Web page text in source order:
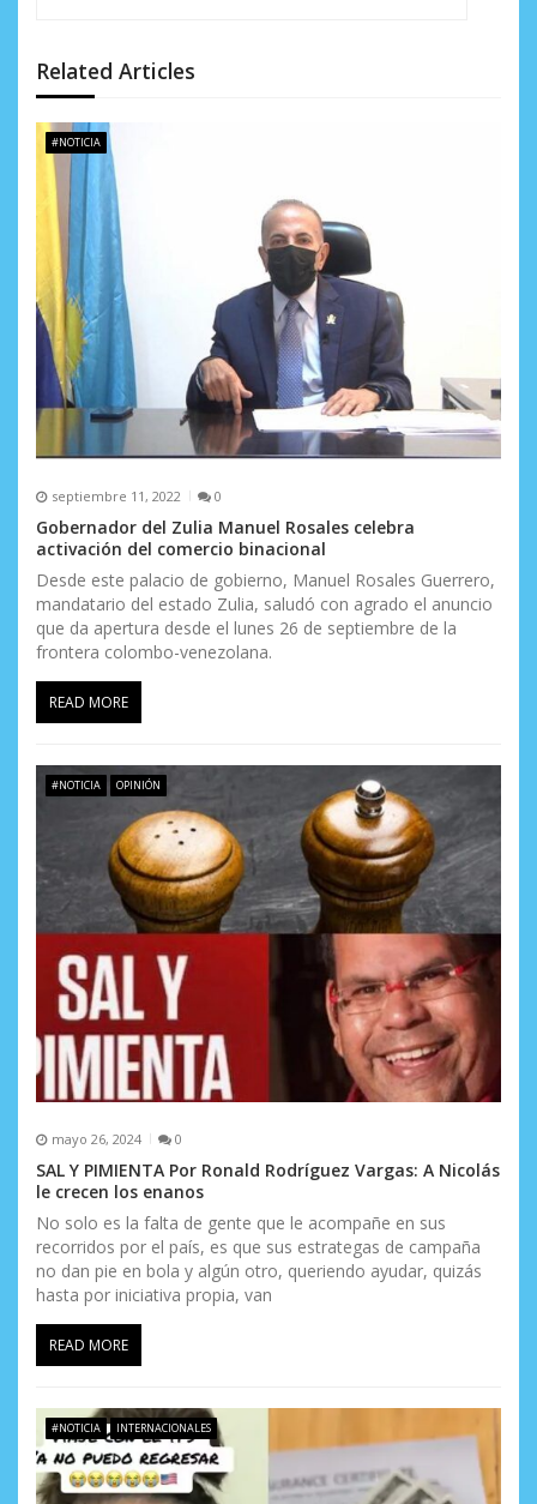
n
d
e
t
r
d
a
s
Related Articles
#NOTICIA
septiembre 11, 2022 0
Gobernador del Zulia Manuel Rosales celebra
activación del comercio binacional
Desde este palacio de gobierno, Manuel Rosales Guerrero,
mandatario del estado Zulia, saludó con agrado el anuncio
que da apertura desde el lunes 26 de septiembre de la
frontera colombo-venezolana.
READ MORE
#NOTICIA OPINIÓN
mayo 26, 2024 0
SAL Y PIMIENTA Por Ronald Rodríguez Vargas: A Nicolás
le crecen los enanos
No solo es la falta de gente que le acompañe en sus
recorridos por el país, es que sus estrategas de campaña
no dan pie en bola y algún otro, queriendo ayudar, quizás
hasta por iniciativa propia, van
READ MORE
#NOTICIA INTERNACIONALES